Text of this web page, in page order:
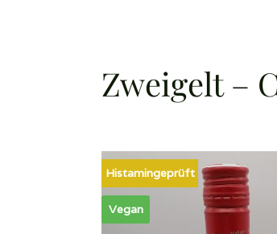
Zweigelt –
Histamingeprüft
Vegan